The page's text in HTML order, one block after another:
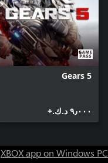
Gears 5
٩٫٠٠٠ د.ك.‏+
XBOX app on Windows PC